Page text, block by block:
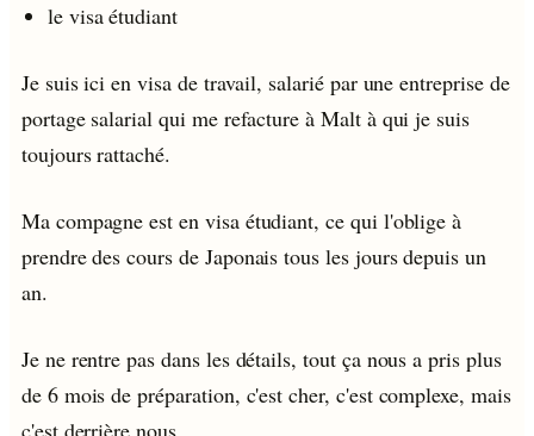
le visa étudiant
Je suis ici en visa de travail, salarié par une entreprise de
portage salarial qui me refacture à Malt à qui je suis
toujours rattaché.
Ma compagne est en visa étudiant, ce qui l'oblige à
prendre des cours de Japonais tous les jours depuis un
an.
Je ne rentre pas dans les détails, tout ça nous a pris plus
de 6 mois de préparation, c'est cher, c'est complexe, mais
c'est derrière nous.